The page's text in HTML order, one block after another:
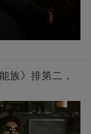
族》排第二，